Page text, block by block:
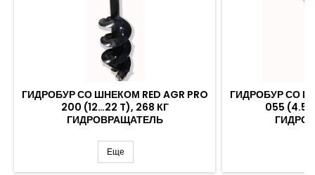
ГИДРОБУР СО ШНЕКОМ RED AGR PRO
200 (12…22 T), 268 КГ
ГИДРОВРАЩАТЕЛЬ
Еще
ГИДРОБУР СО
055